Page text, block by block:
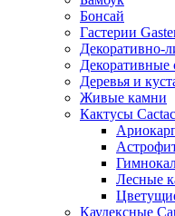
Бонсай
Гастерии
Декоративно-
Декоративные
Деревья и
Живые камни
Кактусы
Лесные
Каудексные